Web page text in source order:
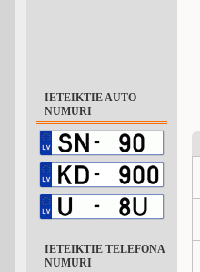
IETEIKTIE AUTO
NUMURI
IETEIKTIE TELEFONA
NUMURI